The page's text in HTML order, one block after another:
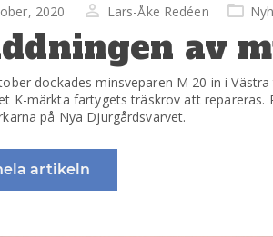
2020 Lars-Åke Redéen
av
dockades minsveparen M 20 in i
K-märkta fartygets träskrov att
på Nya Djurgårdsvarvet.
artikeln